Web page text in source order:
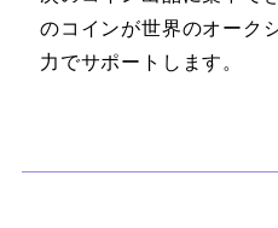
のコインが世界のオーク
力でサポートします。